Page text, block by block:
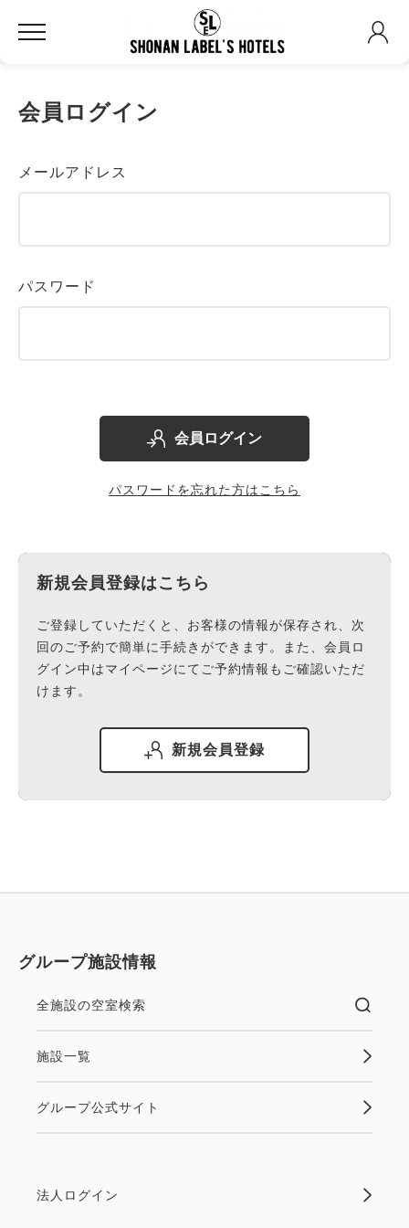
会員ログイン
メールアドレス
パスワード
会員ログイン
パスワードを忘れた方はこちら
新規会員登録はこちら
ご登録していただくと、お客様の情報が保存され、次
回のご予約で簡単に手続きができます。また、会員ロ
グイン中はマイページにてご予約情報もご確認いただ
けます。
新規会員登録
グループ施設情報
全施設の空室検索
施設一覧
グループ公式サイト
法人ログイン